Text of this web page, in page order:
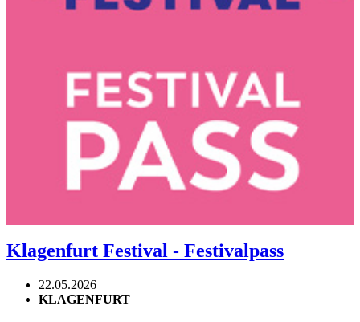
Klagenfurt Festival - Festivalpass
22.05.2026
KLAGENFURT